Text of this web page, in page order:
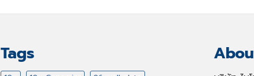
Tags